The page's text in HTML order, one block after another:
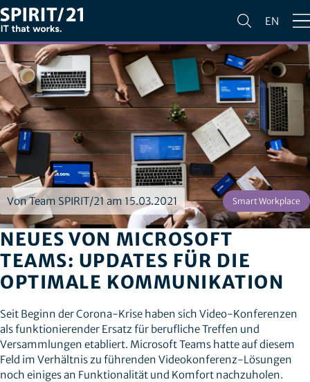
EN
Von Team SPIRIT/21 am 15.03.2021 Smart Workplace
NEUES VON MICROSOFT
TEAMS: UPDATES FÜR DIE
OPTIMALE KOMMUNIKATION
Seit Beginn der Corona-Krise haben sich Video-Konferenzen
als funktionierender Ersatz für berufliche Treffen und
Versammlungen etabliert. Microsoft Teams hatte auf diesem
Feld im Verhältnis zu führenden Videokonferenz-Lösungen
noch einiges an Funktionalität und Komfort nachzuholen.